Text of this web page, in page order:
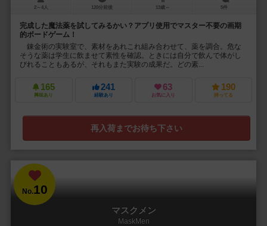
2～4人 120分前後 13歳～ 5件
完成した魔法薬を試してみるかい？アプリ使用でマスター不要の画期
的ボードゲーム！
錬金術の実験室で、素材をあれこれ組み合わせて、薬を調合。危な
そうな薬は学生に飲ませて素性を確認。ときには自分で飲んで体がし
びれることもあるが、それもまた実験の成果だ。どの素...
165
興味あり
241
経験あり
63
お気に入り
190
持ってる
再入荷までお待ち下さい
No.10
マスクメン
MaskMen